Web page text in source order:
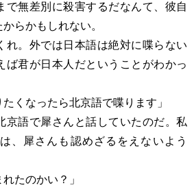
で無差別に殺害するだなんて、彼自
らかもしれない。
れ。外では日本語は絶対に喋らない
ば君が日本人だということがわかっ
たくなったら北京語で喋ります」
京語で犀さんと話していたのだ。私
、犀さんも認めざるをえないよう
たのかい？」